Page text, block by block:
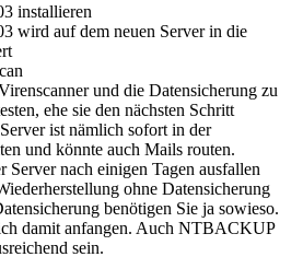
installieren
wird auf dem neuen Server in die
und die Datensicherung zu
ehe sie den nächsten Schritt
ist nämlich sofort in der
und könnte auch Mails routen.
Server nach einigen Tagen ausfallen
ohne Datensicherung
benötigen Sie ja sowieso.
damit anfangen. Auch NTBACKUP
sein.